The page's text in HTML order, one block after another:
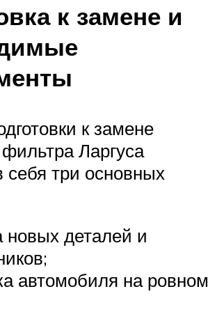
к замене и
к замене
Ларгуса
себя три основных
новых деталей и
автомобиля на ровном